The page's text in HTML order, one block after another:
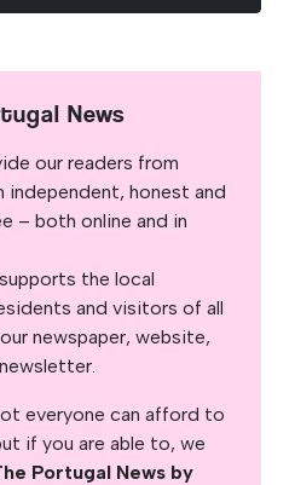
News
our readers from
independent, honest and
– both online and in
the local
and visitors of all
newspaper, website,
everyone can afford to
if you are able to, we
Portugal News by